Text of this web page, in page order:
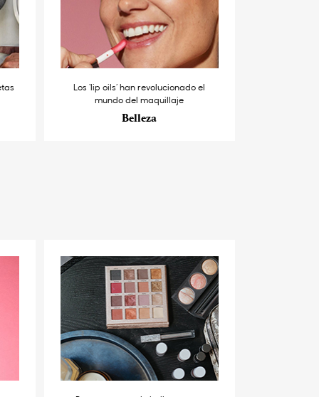
Los ‘lip oils’ han revolucionado el
mundo del maquillaje
Belleza